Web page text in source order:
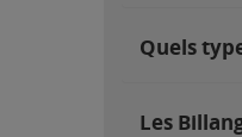
Quels
Les